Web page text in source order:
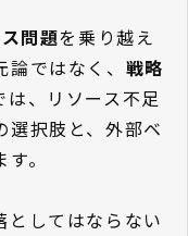
問題を乗り越え
ではなく、 戦略
、リソース不足
選択肢と、外部ベ
。
としてはならない